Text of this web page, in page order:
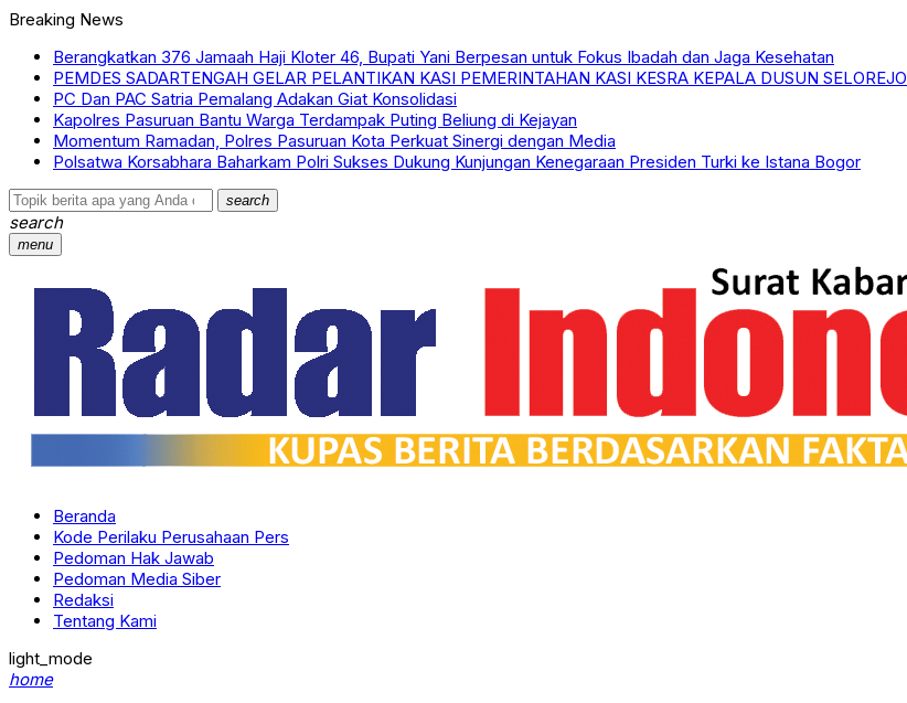
Breaking News
Berangkatkan 376 Jamaah Haji Kloter 46, Bupati Yani Berpesan untuk Fokus Ibadah dan Jaga Kesehatan
PEMDES SADARTENGAH GELAR PELANTIKAN KASI PEMERINTAHAN KASI KESRA KEPALA DUSUN SELOREJO
PC Dan PAC Satria Pemalang Adakan Giat Konsolidasi
Kapolres Pasuruan Bantu Warga Terdampak Puting Beliung di Kejayan
Momentum Ramadan, Polres Pasuruan Kota Perkuat Sinergi dengan Media
Polsatwa Korsabhara Baharkam Polri Sukses Dukung Kunjungan Kenegaraan Presiden Turki ke Istana Bogor
search
search
menu
Beranda
Kode Perilaku Perusahaan Pers
Pedoman Hak Jawab
Pedoman Media Siber
Redaksi
Tentang Kami
light_mode
home